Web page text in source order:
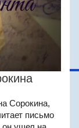
Сорокина,
письмо